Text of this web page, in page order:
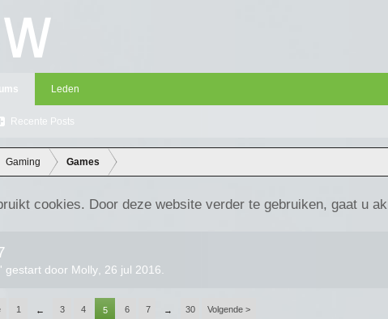
Recente Posts
Leden
Gaming Games
cookies. Door deze website verder te gebruiken, gaat u
' gestart door Molly 26 jul 2016
1 ← 3 4 5 6 7 → 30 Volgende >